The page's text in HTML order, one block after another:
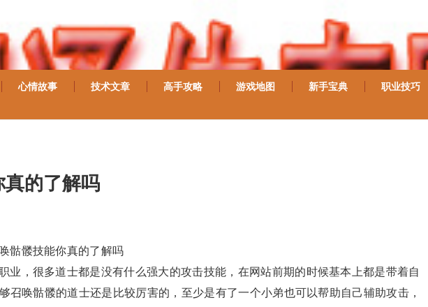
心情故事 技术文章 高手攻略 游戏地图 新手宝典 职业技巧
的了解吗
骷髅技能你真的了解吗
业，很多道士都是没有什么强大的攻击技能，在网站前期的时候基本上都是带着自
召唤骷髅的道士还是比较厉害的，至少是有了一个小弟也可以帮助自己辅助攻击，